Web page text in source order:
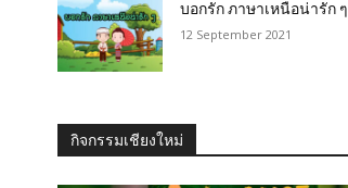
บอกรัก ภาษาเหนือน่ารัก ๆ
12 September 2021
กิจกรรมเชียงใหม่